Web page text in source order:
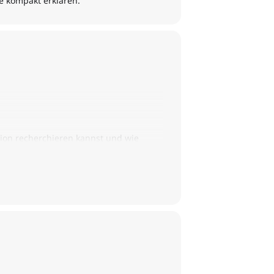
recherchieren kannst und wie
zu können.